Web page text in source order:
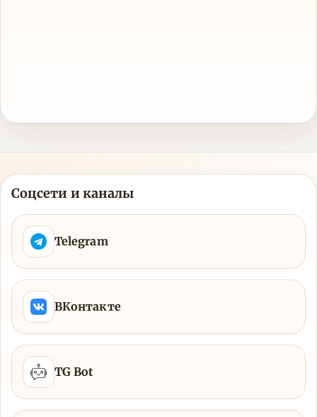
Соцсети и каналы
Telegram
ВКонтакте
TG Bot